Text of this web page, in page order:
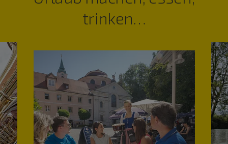
trinken…